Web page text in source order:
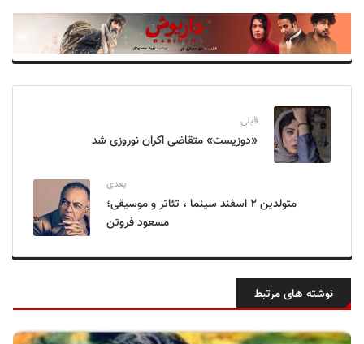
قبلی
«دوزیست» متقاضی اکران نوروزی شد
بعدی
متولدین ۲ اسفند سینما ، تئاتر و موسیقی؛
مسعود فروتن
نوشته های مرتبط